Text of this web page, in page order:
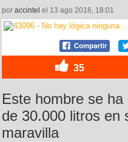
por accintel el 13 ago 2016, 18:01
35
Este hombre se
de 30.000 litros en
maravilla